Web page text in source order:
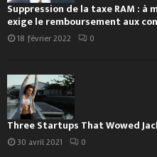
Suppression de la taxe RAM :
exige le remboursement aux
18 février 2022 0
Three Startups That Wowed
30 avril 2021 0